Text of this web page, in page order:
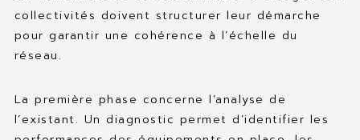
collectivités doivent structurer leur démarche
pour garantir une cohérence à l’échelle du
réseau.
La première phase concerne l’analyse de
l’existant. Un diagnostic permet d’identifier les